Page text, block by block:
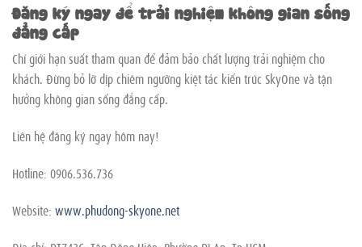
Đăng ký ngay để trải nghiệm không gian sống
đẳng cấp
Chỉ giới hạn suất tham quan để đảm bảo chất lượng trải nghiệm cho
khách. Đừng bỏ lỡ dịp chiêm ngưỡng kiệt tác kiến trúc SkyOne và tận
hưởng không gian sống đẳng cấp.
Liên hệ đăng ký ngay hôm nay!
Hotline: 0906.536.736
Website: www.phudong-skyone.net